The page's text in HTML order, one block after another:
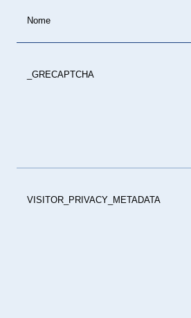
Nome
_GRECAPTCHA
VISITOR_PRIVACY_METADATA